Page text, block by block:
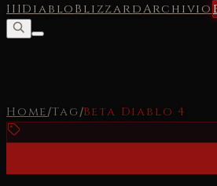
IIIDiabloBlizzardArchivio
Home/Tag /Beta Diablo 4